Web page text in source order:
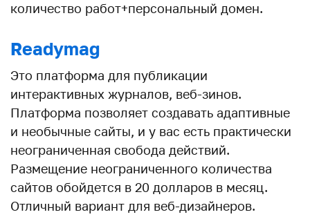
количество работ+персональный домен.
Readymag
Это платформа для публикации
интерактивных журналов, веб-зинов.
Платформа позволяет создавать адаптивные
и необычные сайты, и у вас есть практически
неограниченная свобода действий.
Размещение неограниченного количества
сайтов обойдется в 20 долларов в месяц.
Отличный вариант для веб-дизайнеров.